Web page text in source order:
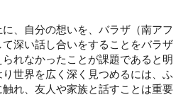
、自分の想いを、バラザ（南アフ
深い話し合いをすることをバラザ
れなかったことが課題であると明
世界を広く深く見つめるには、ふ
れ、友人や家族と話すことは重要